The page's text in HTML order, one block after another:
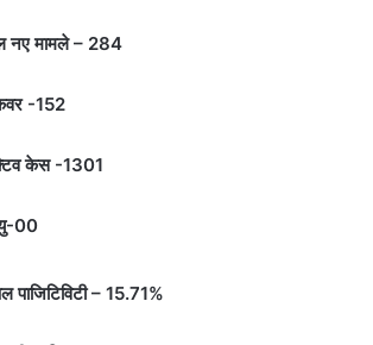
नए मामले – 284
-152
केस -1301
00
पाजिटिविटी – 15.71%